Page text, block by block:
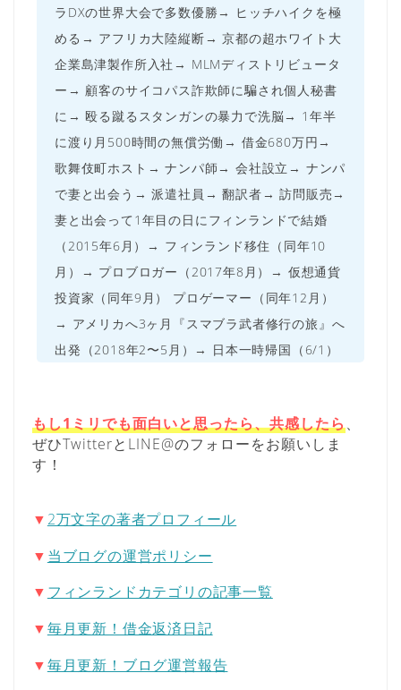
ラDXの世界大会で多数優勝→ ヒッチハイクを極
める→ アフリカ大陸縦断→ 京都の超ホワイト大
企業島津製作所入社→ MLMディストリビュータ
ー→ 顧客のサイコパス詐欺師に騙され個人秘書
に→ 殴る蹴るスタンガンの暴力で洗脳→ 1年半
に渡り月500時間の無償労働→ 借金680万円→
歌舞伎町ホスト→ ナンパ師→ 会社設立→ ナンパ
で妻と出会う→ 派遣社員→ 翻訳者→ 訪問販売→
妻と出会って1年目の日にフィンランドで結婚
（2015年6月）→ フィンランド移住（同年10
月）→ プロブロガー（2017年8月）→ 仮想通貨
投資家（同年9月） プロゲーマー（同年12月）
→ アメリカへ3ヶ月『スマブラ武者修行の旅』へ
出発（2018年2〜5月）→ 日本一時帰国（6/1）
もし1ミリでも面白いと思ったら、共感したら、
ぜひTwitterとLINE@のフォローをお願いしま
す！
▼ 2万文字の著者プロフィール
▼ 当ブログの運営ポリシー
▼ フィンランドカテゴリの記事一覧
▼毎月更新！借金返済日記
▼毎月更新！ブログ運営報告